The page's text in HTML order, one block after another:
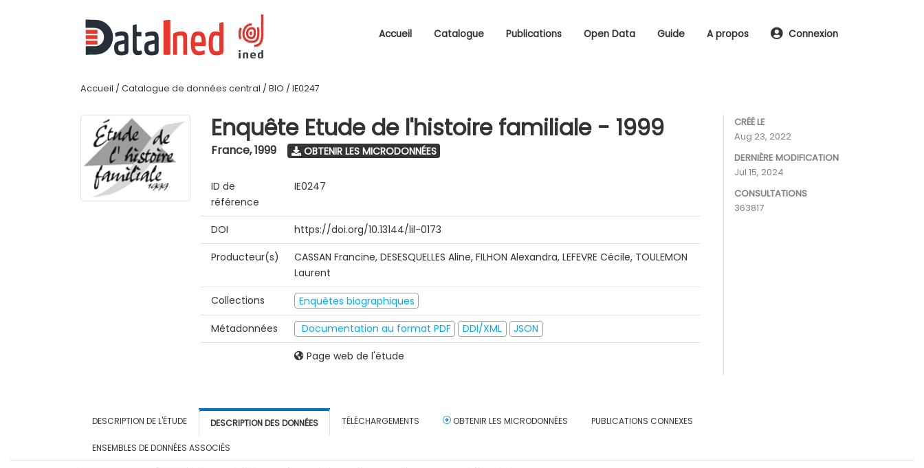
Accueil Catalogue Publications Open Data Guide A propos Connexion
Accueil / Catalogue de données central / BIO / IE0247
Enquête Etude de l'histoire familiale - 1999
France,1999 OBTENIR LES MICRODONNÉES
ID de
référence
IE0247
DOI
https://doi.org/10.13144/lil-0173
Producteur(s)
CASSAN Francine, DESESQUELLES Aline, FILHON Alexandra, LEFEVRE Cécile, TOULEMON
Laurent
Collections
Enquêtes biographiques
Métadonnées
Documentation au format PDF DDI/XML
JSON
Page web de l'étude
CRÉÉ LE
Aug 23, 2022
DERNIÈRE MODIFICATION
Jul 15, 2024
CONSULTATIONS
363817
DESCRIPTION DE L'ÉTUDE DESCRIPTION DES DONNÉES TÉLÉCHARGEMENTS OBTENIR LES MICRODONNÉES PUBLICATIONS CONNEXES
ENSEMBLES DE DONNÉES ASSOCIÉS